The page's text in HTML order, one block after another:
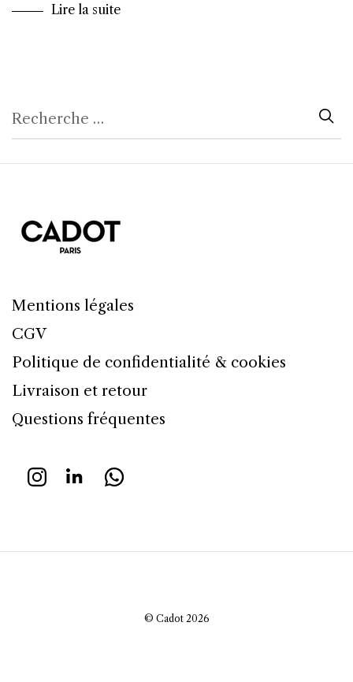
Lire la suite
Mentions légales
CGV
Politique de confidentialité & cookies
Livraison et retour
Questions fréquentes
© Cadot 2026